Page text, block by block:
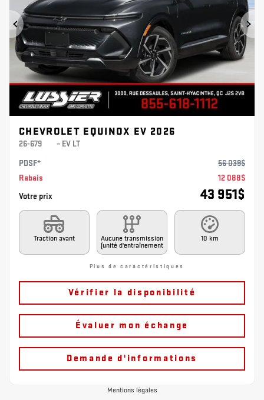
Précédent
CHEVROLET EQUINOX EV 2026
26-679
– EV LT
PDSF*
56 039$
Rabais
12 088$
Votre prix
43 951$
Traction avant
Aucune transmission
(unité d'entraînement
10 km
Plus de caractéristiques
Vérifier la disponibilité
Évaluer mon échange
Demande d'informations
Mentions légales